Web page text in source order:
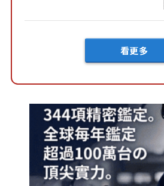
「Mega C...
看更多